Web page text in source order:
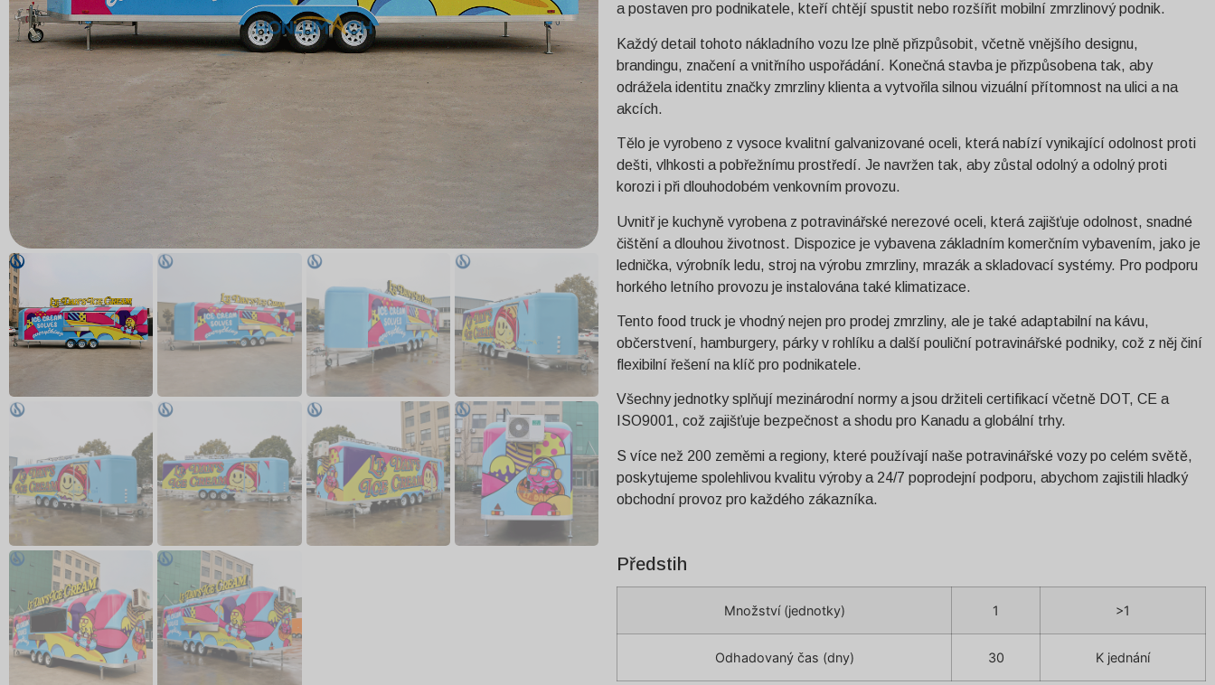
a postaven pro podnikatele, kteří chtějí spustit nebo rozšířit mobilní zmrzlinový podnik.
Každý detail tohoto nákladního vozu lze plně přizpůsobit, včetně vnějšího designu,
brandingu, značení a vnitřního uspořádání. Konečná stavba je přizpůsobena tak, aby
odrážela identitu značky zmrzliny klienta a vytvořila silnou vizuální přítomnost na ulici a na
akcích.
Tělo je vyrobeno z vysoce kvalitní galvanizované oceli, která nabízí vynikající odolnost proti
dešti, vlhkosti a pobřežnímu prostředí. Je navržen tak, aby zůstal odolný a odolný proti
korozi i při dlouhodobém venkovním provozu.
Uvnitř je kuchyně vyrobena z potravinářské nerezové oceli, která zajišťuje odolnost, snadné
čištění a dlouhou životnost. Dispozice je vybavena základním komerčním vybavením, jako je
lednička, výrobník ledu, stroj na výrobu zmrzliny, mrazák a skladovací systémy. Pro podporu
horkého letního provozu je instalována také klimatizace.
Tento food truck je vhodný nejen pro prodej zmrzliny, ale je také adaptabilní na kávu,
občerstvení, hamburgery, párky v rohlíku a další pouliční potravinářské podniky, což z něj činí
flexibilní řešení na klíč pro podnikatele.
Všechny jednotky splňují mezinárodní normy a jsou držiteli certifikací včetně DOT, CE a
ISO9001, což zajišťuje bezpečnost a shodu pro Kanadu a globální trhy.
S více než 200 zeměmi a regiony, které používají naše potravinářské vozy po celém světě,
poskytujeme spolehlivou kvalitu výroby a 24/7 poprodejní podporu, abychom zajistili hladký
obchodní provoz pro každého zákazníka.
Předstih
Množství (jednotky) 1 >1
Odhadovaný čas (dny) 30 K jednání